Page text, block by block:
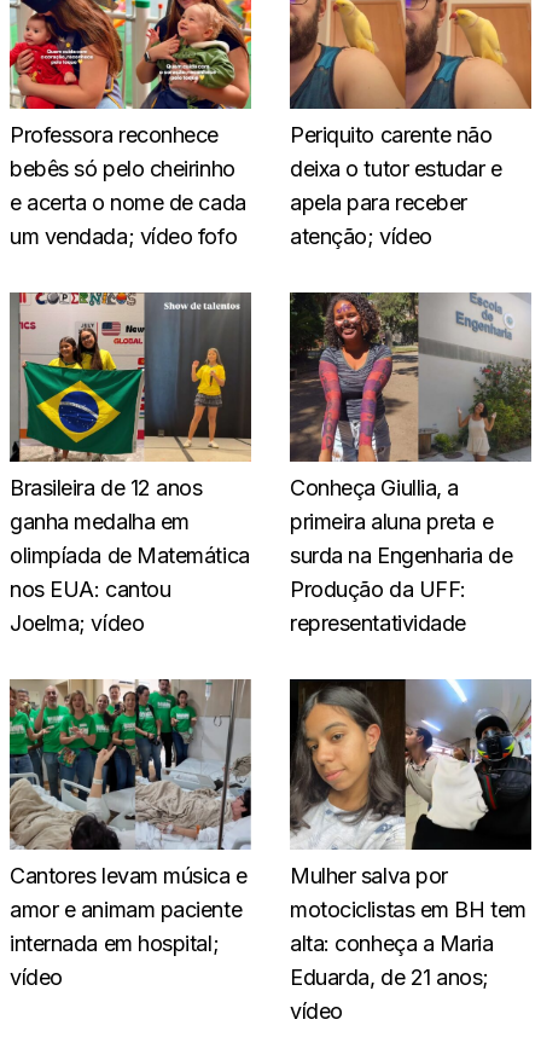
Professora reconhece
bebês só pelo cheirinho
e acerta o nome de cada
um vendada; vídeo fofo
Periquito carente não
deixa o tutor estudar e
apela para receber
atenção; vídeo
Brasileira de 12 anos
ganha medalha em
olimpíada de Matemática
nos EUA: cantou
Joelma; vídeo
Conheça Giullia, a
primeira aluna preta e
surda na Engenharia de
Produção da UFF:
representatividade
Cantores levam música e
amor e animam paciente
internada em hospital;
vídeo
Mulher salva por
motociclistas em BH tem
alta: conheça a Maria
Eduarda, de 21 anos;
vídeo